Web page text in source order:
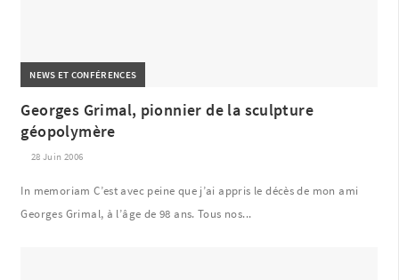
NEWS ET CONFÉRENCES
Georges Grimal, pionnier de la sculpture
géopolymère
28 Juin 2006
In memoriam C’est avec peine que j’ai appris le décès de mon ami
Georges Grimal, à l’âge de 98 ans. Tous nos...